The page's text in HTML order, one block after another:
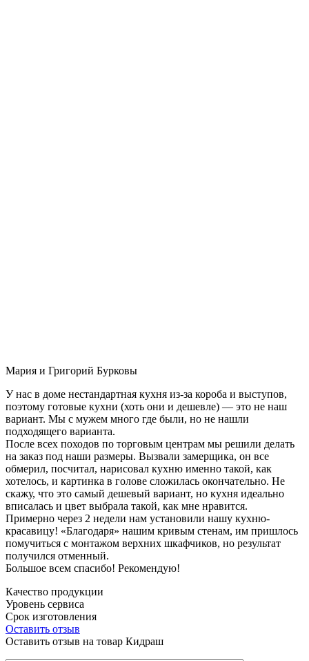
Мария и Григорий Бурковы
У нас в доме нестандартная кухня из-за короба и выступов,
поэтому готовые кухни (хоть они и дешевле) — это не наш
вариант. Мы с мужем много где были, но не нашли
подходящего варианта.
После всех походов по торговым центрам мы решили делать
на заказ под наши размеры. Вызвали замерщика, он все
обмерил, посчитал, нарисовал кухню именно такой, как
хотелось, и картинка в голове сложилась окончательно. Не
скажу, что это самый дешевый вариант, но кухня идеально
вписалась и цвет выбрала такой, как мне нравится.
Примерно через 2 недели нам установили нашу кухню-
красавицу! «Благодаря» нашим кривым стенам, им пришлось
помучиться с монтажом верхних шкафчиков, но результат
получился отменный.
Большое всем спасибо! Рекомендую!
Качество продукции
Уровень сервиса
Срок изготовления
Оставить отзыв
Оставить отзыв на товар Кидраш